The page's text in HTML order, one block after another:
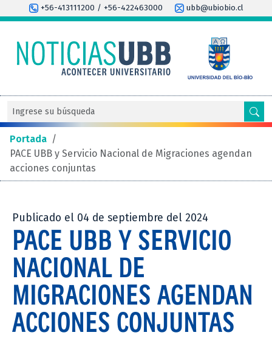
+56-413111200 / +56-422463000 ubb@ubiobio.cl
Portada /
PACE UBB y Servicio Nacional de Migraciones agendan
acciones conjuntas
Publicado el 04 de septiembre del 2024
PACE UBB Y SERVICIO
NACIONAL DE
MIGRACIONES AGENDAN
ACCIONES CONJUNTAS